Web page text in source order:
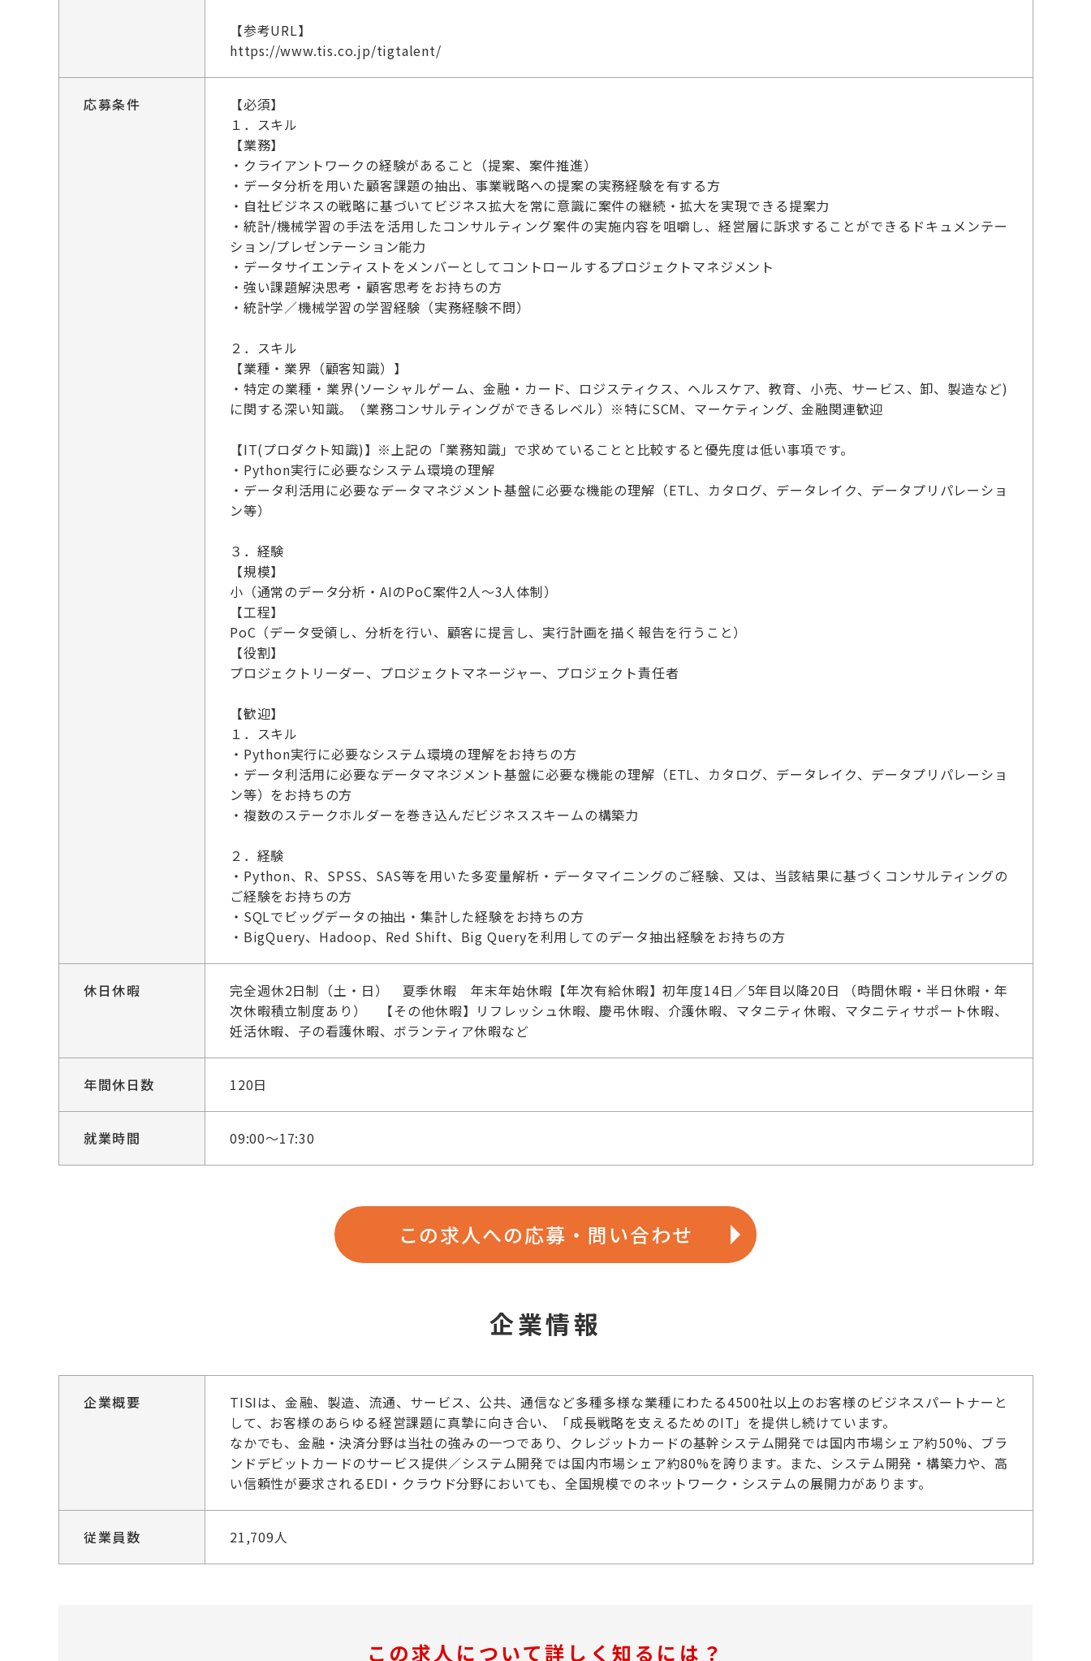
【参考URL】
https://www.tis.co.jp/tigtalent/
応募条件
【必須】
１．スキル
【業務】
・クライアントワークの経験があること（提案、案件推進）
・データ分析を用いた顧客課題の抽出、事業戦略への提案の実務経験を有する方
・自社ビジネスの戦略に基づいてビジネス拡大を常に意識に案件の継続・拡大を実現できる提案力
・統計/機械学習の手法を活用したコンサルティング案件の実施内容を咀嚼し、経営層に訴求することができるドキュメンテー
ション/プレゼンテーション能力
・データサイエンティストをメンバーとしてコントロールするプロジェクトマネジメント
・強い課題解決思考・顧客思考をお持ちの方
・統計学／機械学習の学習経験（実務経験不問）
２．スキル
【業種・業界（顧客知識）】
・特定の業種・業界(ソーシャルゲーム、金融・カード、ロジスティクス、ヘルスケア、教育、小売、サービス、卸、製造など)
に関する深い知識。（業務コンサルティングができるレベル）※特にSCM、マーケティング、金融関連歓迎
【IT(プロダクト知識)】※上記の「業務知識」で求めていることと比較すると優先度は低い事項です。
・Python実行に必要なシステム環境の理解
・データ利活用に必要なデータマネジメント基盤に必要な機能の理解（ETL、カタログ、データレイク、データプリパレーショ
ン等）
３．経験
【規模】
小（通常のデータ分析・AIのPoC案件2人～3人体制）
【工程】
PoC（データ受領し、分析を行い、顧客に提言し、実行計画を描く報告を行うこと）
【役割】
プロジェクトリーダー、プロジェクトマネージャー、プロジェクト責任者
【歓迎】
１．スキル
・Python実行に必要なシステム環境の理解をお持ちの方
・データ利活用に必要なデータマネジメント基盤に必要な機能の理解（ETL、カタログ、データレイク、データプリパレーショ
ン等）をお持ちの方
・複数のステークホルダーを巻き込んだビジネススキームの構築力
２．経験
・Python、R、SPSS、SAS等を用いた多変量解析・データマイニングのご経験、又は、当該結果に基づくコンサルティングの
ご経験をお持ちの方
・SQLでビッグデータの抽出・集計した経験をお持ちの方
・BigQuery、Hadoop、Red Shift、Big Queryを利用してのデータ抽出経験をお持ちの方
休日休暇
完全週休2日制（土・日） 夏季休暇 年末年始休暇【年次有給休暇】初年度14日／5年目以降20日 （時間休暇・半日休暇・年
次休暇積立制度あり） 【その他休暇】リフレッシュ休暇、慶弔休暇、介護休暇、マタニティ休暇、マタニティサポート休暇、
妊活休暇、子の看護休暇、ボランティア休暇など
年間休日数 120日
就業時間 09:00～17:30
この求人への応募・問い合わせ
企業情報
企業概要
TISIは、金融、製造、流通、サービス、公共、通信など多種多様な業種にわたる4500社以上のお客様のビジネスパートナーと
して、お客様のあらゆる経営課題に真摯に向き合い、「成長戦略を支えるためのIT」を提供し続けています。
なかでも、金融・決済分野は当社の強みの一つであり、クレジットカードの基幹システム開発では国内市場シェア約50%、ブラ
ンドデビットカードのサービス提供／システム開発では国内市場シェア約80%を誇ります。また、システム開発・構築力や、高
い信頼性が要求されるEDI・クラウド分野においても、全国規模でのネットワーク・システムの展開力があります。
従業員数 21,709人
この求人について詳しく知るには？